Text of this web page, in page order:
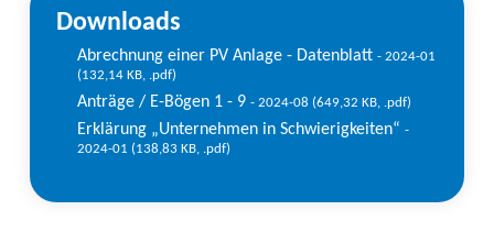
Downloads
Abrechnung einer PV Anlage - Datenblatt - 2024-01
(132,14 KB, .pdf)
Anträge / E-Bögen 1 - 9 - 2024-08 (649,32 KB, .pdf)
Erklärung „Unternehmen in Schwierigkeiten“ -
2024-01 (138,83 KB, .pdf)